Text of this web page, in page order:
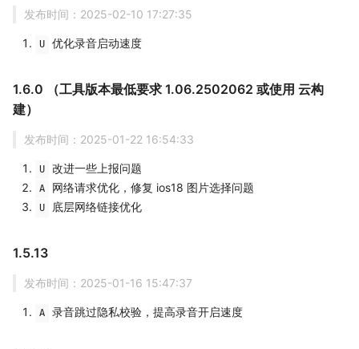
发布时间：2025-02-10 17:27:35
U 优化录音启动速度
1.6.0 （工具版本最低要求 1.06.2502062 或使用 云构
建）
发布时间：2025-01-22 16:54:33
U 改进一些上报问题
A 网络请求优化，修复 ios18 图片选择问题
U 底层网络链接优化
1.5.13
发布时间：2025-01-16 15:47:37
A 录音跳过隐私校验，提高录音开启速度